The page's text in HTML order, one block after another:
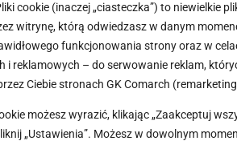
cookie (inaczej „ciasteczka”) to niewielkie
witrynę, którą odwiedzasz w danym
funkcjonowania strony oraz w
i reklamowych – do serwowanie reklam,
Ciebie stronach GK Comarch
możesz wyrazić, klikając „Zaakceptuj
„Ustawienia”. Możesz w dowolnym